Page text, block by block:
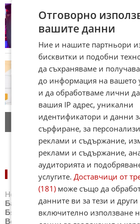
казино в
02.05.2025
върнат
положителен
02.05.2025
Следващи
НОВИНИ ПО ГРАДОВЕ:
Новини Айтос ,НовиниБалчик ,
Банско
,Новини Благоевград ,
Бяла
НовиниВарна ,Новини
Велинград
Отговорно
вашите данни
Ние и нашите партньори
бисквитки и подобни
да съхраняваме и
до информация на вашето
и да обработваме лични
вашия IP адрес, уникални
идентификатори и данни
сърфиране, за
реклами и съдържание,
реклами и съдържание,
аудиторията и
услугите.Доставчици от
(181) може също да
данните ви за тези и
включително използване